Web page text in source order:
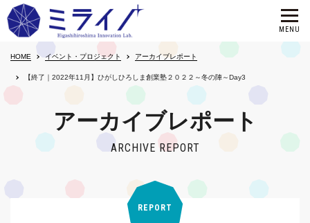
HOME イベント・プロジェクト アーカイブレポート
【終了｜2022年11月】ひがしひろしま創業塾２０２２～冬の陣～Day3
アーカイブレポート
ARCHIVE REPORT
REPORT